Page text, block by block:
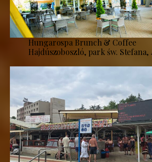
Hungarospa Brunch & Coffee
Hajdúszoboszló, park św. Stefana,